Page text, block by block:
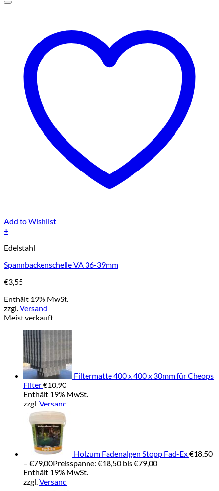
Add to Wishlist
+
Edelstahl
Spannbackenschelle VA 36-39mm
€3,55
Enthält 19% MwSt.
zzgl.Versand
Meist verkauft
Filtermatte 400 x 400 x 30mm für Cheops
Filter€10,90
Enthält 19% MwSt.
zzgl.Versand
Holzum Fadenalgen Stopp Fad-Ex€18,50
– €79,00Preisspanne: €18,50 bis €79,00
Enthält 19% MwSt.
zzgl.Versand